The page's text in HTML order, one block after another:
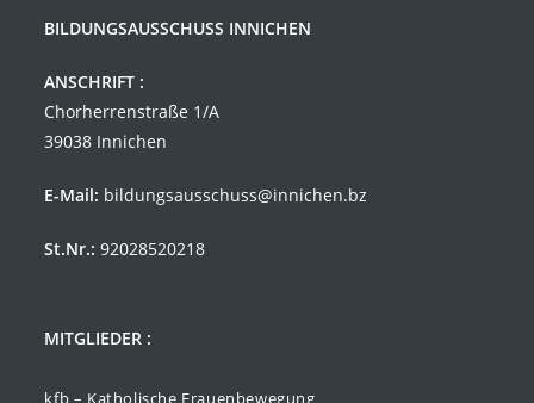
BILDUNGSAUSSCHUSS INNICHEN
ANSCHRIFT :
Chorherrenstraße 1/A
39038 Innichen
E-Mail: bildungsausschuss@innichen.bz
St.Nr.: 92028520218
MITGLIEDER :
kfb – Katholische Frauenbewegung